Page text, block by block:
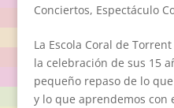
Conciertos, Espectáculo
La Escola Coral de
la celebración de sus 15
pequeño repaso de lo
y lo que aprendemos con